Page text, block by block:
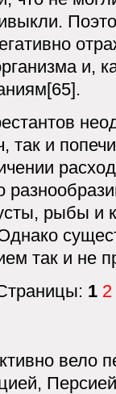
и,
так и
рыбы и
так и не
1 2
вело